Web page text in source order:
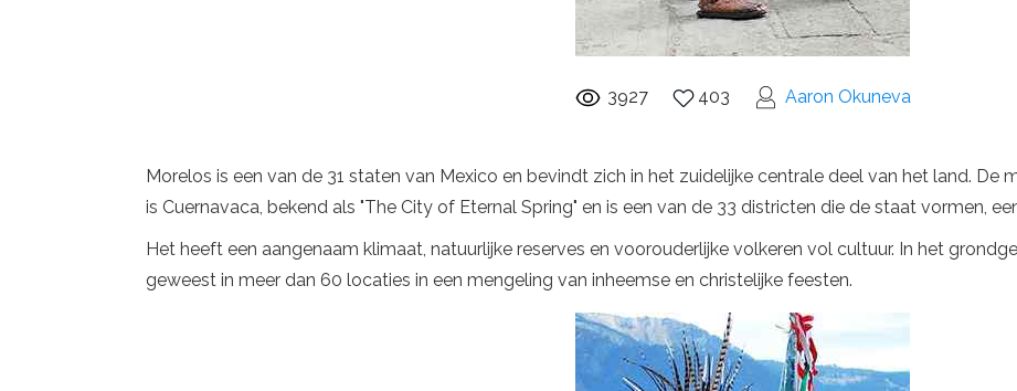
3927 403 Aaron Okuneva
Morelos is een van de 31 staten van Mexico en bevindt zich in het zuidelijke centrale deel van het land.
is Cuernavaca, bekend als "The City of Eternal Spring" en is een van de 33 districten die de staat vormen,
Het heeft een aangenaam klimaat, natuurlijke reserves en voorouderlijke volkeren vol cultuur. In het
geweest in meer dan 60 locaties in een mengeling van inheemse en christelijke feesten.